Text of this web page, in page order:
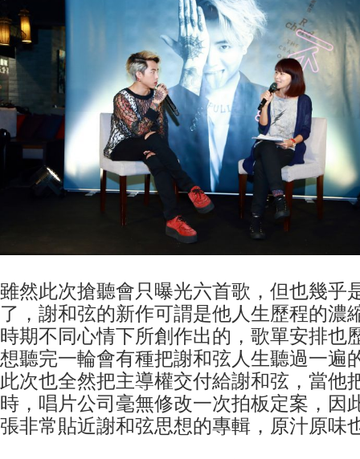
雖然此次搶聽會只曝光六首歌，但也幾乎
了，謝和弦的新作可謂是他人生歷程的濃
時期不同心情下所創作出的，歌單安排也
想聽完一輪會有種把謝和弦人生聽過一遍
此次也全然把主導權交付給謝和弦，當他
時，唱片公司毫無修改一次拍板定案，因
張非常貼近謝和弦思想的專輯，原汁原味